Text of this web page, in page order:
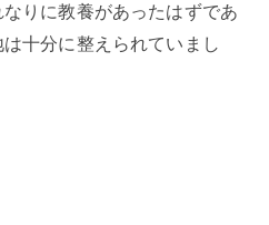
りに教養があったはずであ
十分に整えられていまし